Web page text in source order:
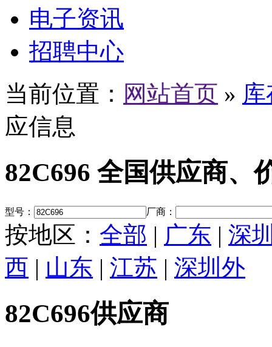
电子资讯
招聘中心
当前位置： 网站首页 »
应信息
82C696 全国供应商、
型号： 厂商：
按地区： 全部 | 广东 | 深
西 | 山东 | 江苏 | 深圳外
82C696供应商